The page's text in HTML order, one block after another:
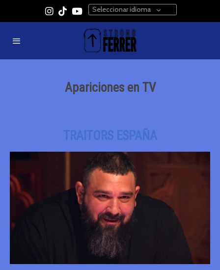
Seleccionar idioma
Apariciones en TV
TRAITORS ESPAÑA